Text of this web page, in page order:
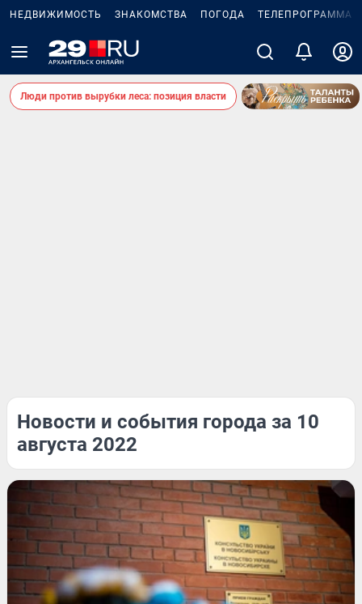
НЕДВИЖИМОСТЬ ЗНАКОМСТВА ПОГОДА ТЕЛЕПРОГРАММА
Люди против вырубки леса: позиция власти
Новости и события города за 10
августа 2022